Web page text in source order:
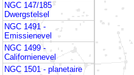
NGC 147/185
Dwergstelsel
NGC 1491 -
Emissienevel
NGC 1499 -
Californienevel
NGC 1501 - planetaire